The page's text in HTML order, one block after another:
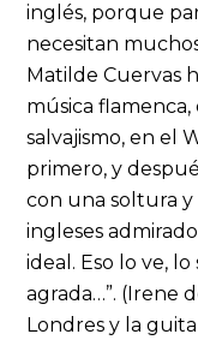
inglés, porque
necesitan
Matilde Cuervas
música
salvajismo, en el
primero, y
con una soltura y
ingleses
ideal. Eso lo ve,
agrada…”. (Irene
Londres y la